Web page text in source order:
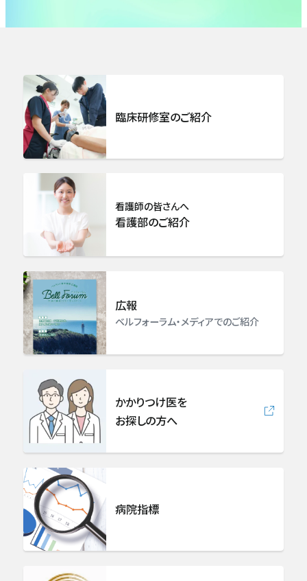
総合整形外科
リハビリテーション科
脳卒中センター 脳神経外科
心臓血管外科
泌尿器科
眼科
耳鼻咽喉科・頭頸部外科
形成外科
精神・神経科
臨床研修室のご紹介
看護師の皆さんへ
看護部のご紹介
広報
ベルフォーラム・メディアでのご紹介
かかりつけ医を
お探しの方へ
病院指標